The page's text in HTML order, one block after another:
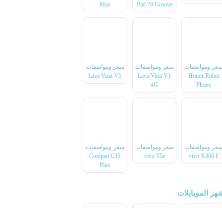
Pad 70 Groove
Max
سعر ومواصفات
Honor Robot
Phone
سعر ومواصفات
Lava Virat V1
4G
سعر ومواصفات
Lava Virat V1
سعر ومواصفات
vivo X300 E
سعر ومواصفات
vivo T5e
سعر ومواصفات
Coolpad C35
Plus
الموبايلات